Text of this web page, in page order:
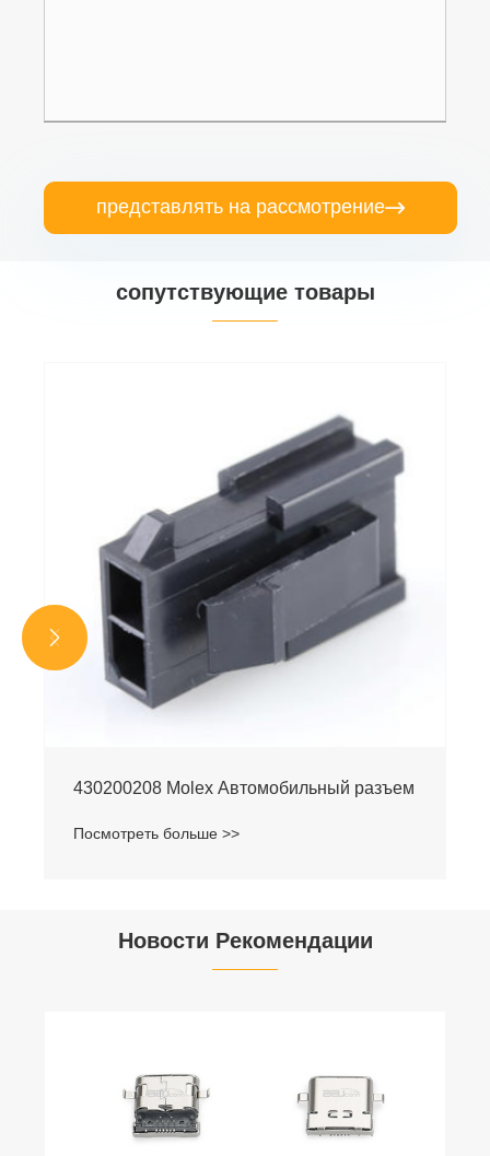
представлять на рассмотрение
сопутствующие товары
430200208 Molex Автомобильный разъем
Посмотреть больше >>


Новости Рекомендации